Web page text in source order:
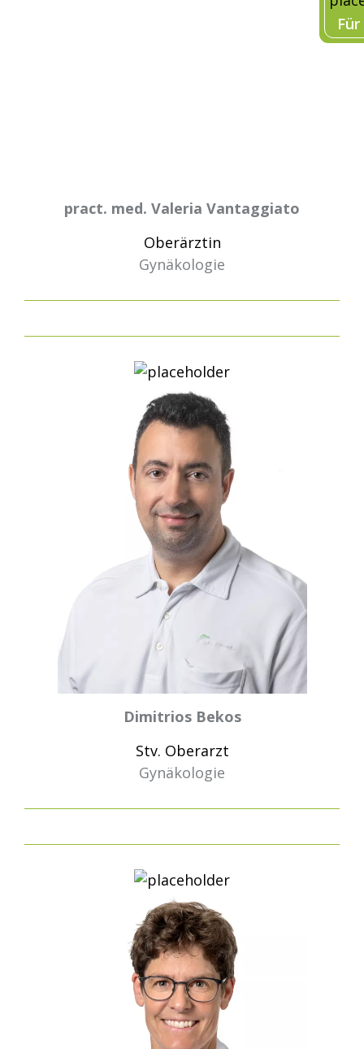
pract. med. Valeria Vantaggiato
Oberärztin
Gynäkologie
Dimitrios Bekos
Stv. Oberarzt
Gynäkologie